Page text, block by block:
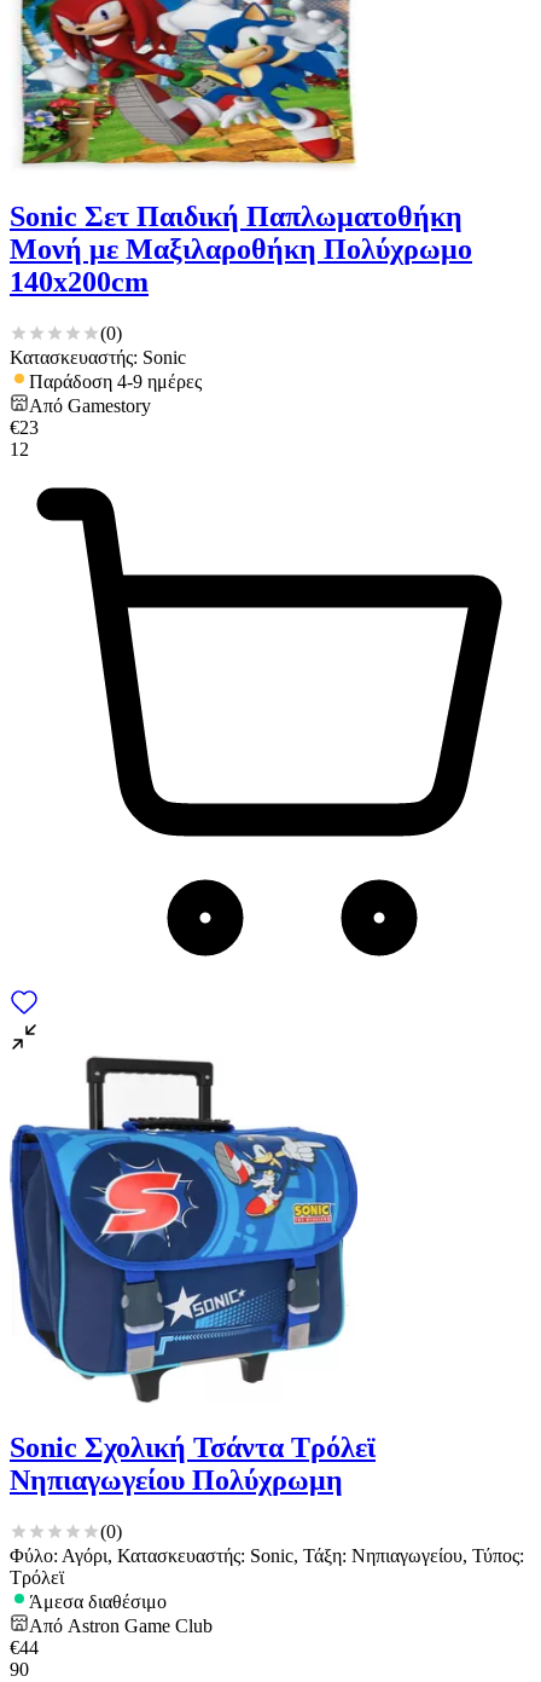
Sonic Σετ Παιδική Παπλωματοθήκη
Μονή με Μαξιλαροθήκη Πολύχρωμο
140x200cm
(0)
Κατασκευαστής: Sonic
Παράδοση 4-9 ημέρες
Από Gamestory
€23
12
Sonic Σχολική Τσάντα Τρόλεϊ
Νηπιαγωγείου Πολύχρωμη
(0)
Φύλο: Αγόρι, Κατασκευαστής: Sonic, Τάξη: Νηπιαγωγείου, Τύπος:
Τρόλεϊ
Άμεσα διαθέσιμο
Από Astron Game Club
€44
90